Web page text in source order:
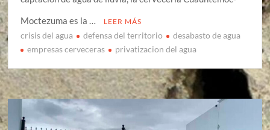
Moctezuma es la …
LEER MÁS
crisis del agua defensa del territorio
desabasto de agua
empresas cerveceras
privatizacion del agua